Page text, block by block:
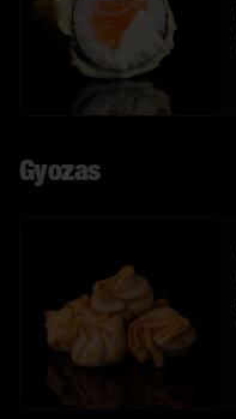
Gyozas